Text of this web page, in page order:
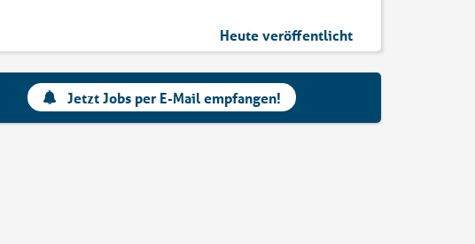
Heute veröffentlicht
Jetzt Jobs per E-Mail empfangen!